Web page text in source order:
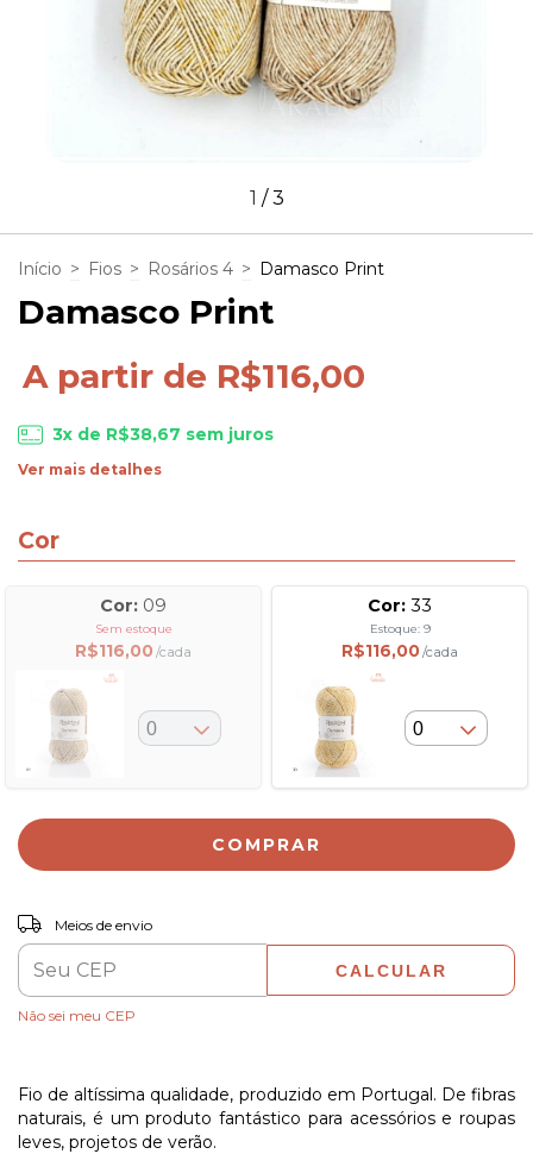
1 /3
Início > Fios > Rosários 4 > Damasco Print
Damasco Print
A partir de R$116,00
3x de R$38,67 sem juros
Ver mais detalhes
Cor
Cor: 09
Sem estoque
R$116,00 /cada
Cor: 33
Estoque: 9
R$116,00 /cada
COMPRAR
Entregas para o CEP:
Meios de envio
CALCULAR
Não sei meu CEP
Fio de altíssima qualidade, produzido em Portugal. De fibras
naturais, é um produto fantástico para acessórios e roupas
leves, projetos de verão.